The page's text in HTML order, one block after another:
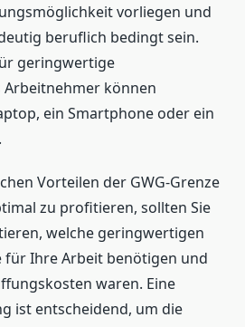
vorliegen und
beruflich bedingt sein.
geringwertige
können
ein Smartphone oder ein
Vorteilen der GWG-Grenze
zu profitieren, sollten Sie
welche geringwertigen
für Ihre Arbeit benötigen und
waren. Eine
ist entscheidend, um die